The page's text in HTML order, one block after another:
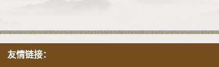
友情链接：